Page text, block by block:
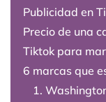
Publicidad en
Precio de una
Tiktok para
6 marcas que
1.